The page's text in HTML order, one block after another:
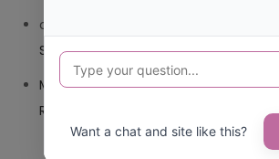
carmenharacil
SANITARIA CANARIA?
Mariana Pozoen¿CUAL ES CODIGO
REPUBLICA DOMINICANA?
Want a chat and site like this?